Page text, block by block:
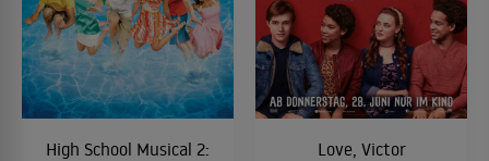
High School Musical 2:
Love, Victor